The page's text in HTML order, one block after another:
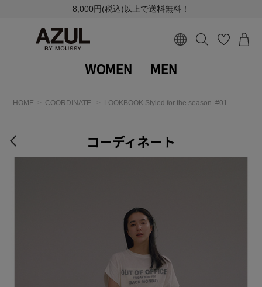
8,000円(税込)以上で送料無料！
WOMEN MEN
HOME COORDINATE LOOKBOOK Styled for the season. #01
コーディネート